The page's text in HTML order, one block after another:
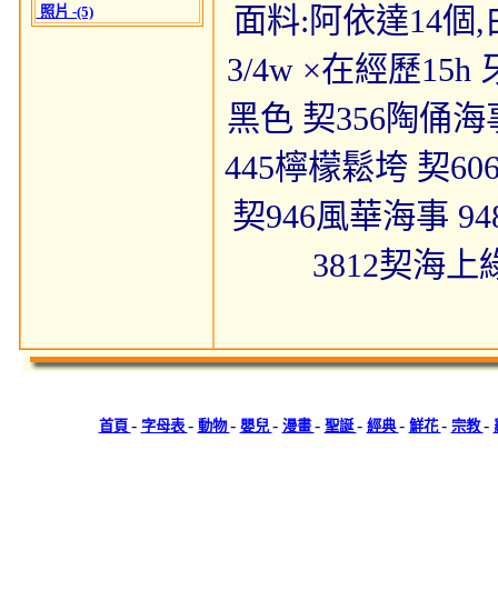
照片 -(5)
面料:阿依達14個,
3/4w ×在經歷15h
黑色 契356陶俑
445檸檬鬆垮 契
契946風華海事
3812契海上
首頁 - 字母表 - 動物- 嬰兒- 漫畫- 聖誕- 經典- 鮮花- 宗教-